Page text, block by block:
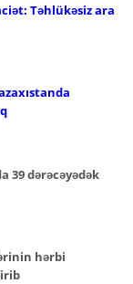
Təhlükəsiz ara
39 dərəcəyədək
hərbi